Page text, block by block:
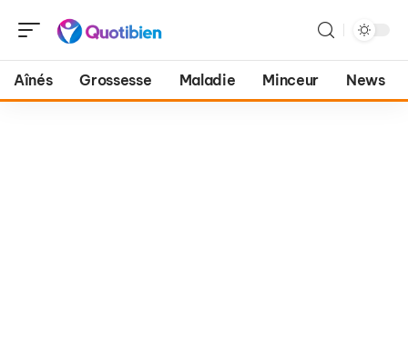
Aînés Grossesse Maladie Minceur News